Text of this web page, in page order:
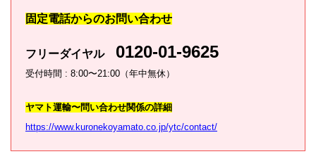
固定電話からのお問い合わせ
フリーダイヤル 0120-01-9625
受付時間 : 8:00〜21:00（年中無休）
ヤマト運輸〜問い合わせ関係の詳細
https://www.kuronekoyamato.co.jp/ytc/contact/